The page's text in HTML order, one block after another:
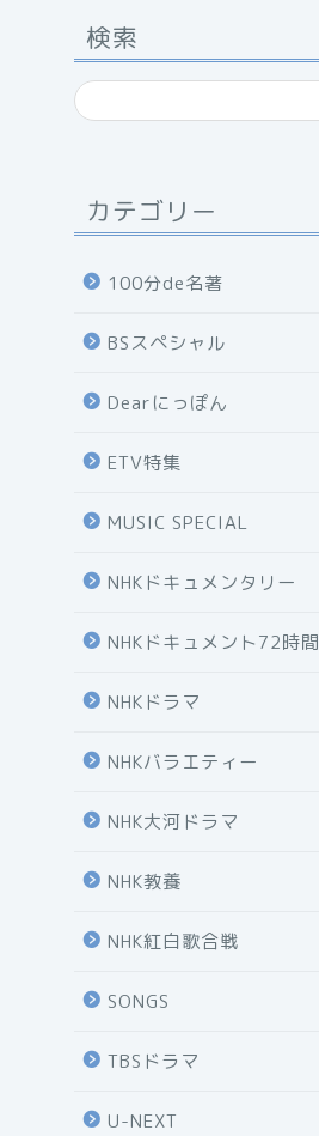
検索
カテゴリー
100分de名著
BSスペシャル
Dearにっぽん
ETV特集
MUSIC SPECIAL
NHKドキュメンタリー
NHKドキュメント72時間
NHKドラマ
NHKバラエティー
NHK大河ドラマ
NHK教養
NHK紅白歌合戦
SONGS
TBSドラマ
U-NEXT